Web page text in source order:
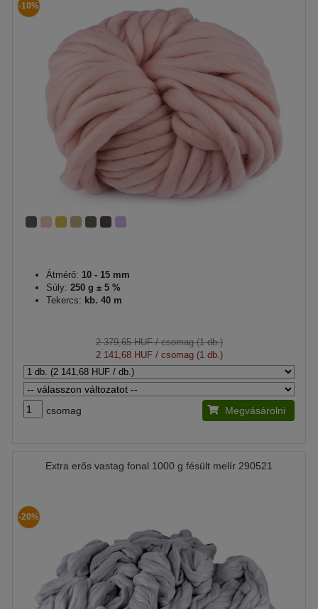
-10%
Átmérő: 10 - 15 mm
Súly: 250 g ± 5 %
Tekercs: kb. 40 m
2 379,65 HUF/ csomag (1 db.)
2 141,68 HUF/ csomag (1 db.)
csomag Megvásárolni
Extra erős vastag fonal 1000 g fésült melír 290521
-20%